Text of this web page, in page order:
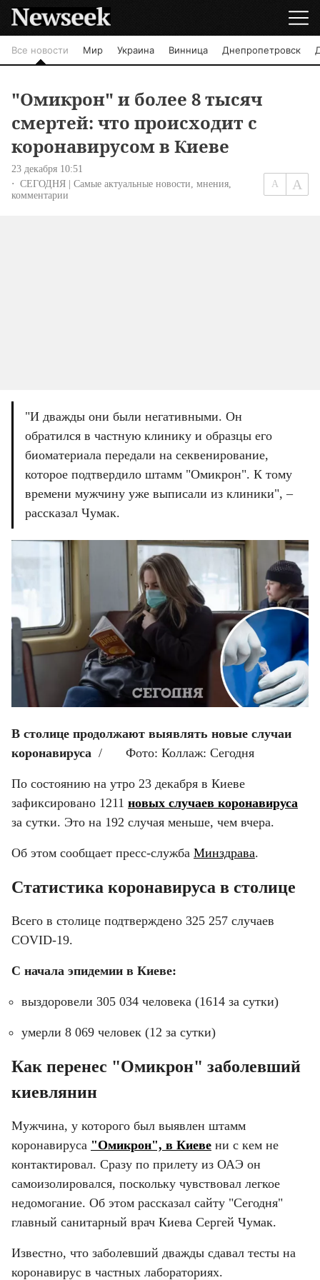
Все новости Мир Украина Винница Днепропетровск
"Омикрон" и более 8 тысяч
смертей: что происходит с
коронавирусом в Киеве
23 декабря 10:51
СЕГОДНЯ | Самые актуальные новости, мнения,
комментарии
"И дважды они были негативными. Он
обратился в частную клинику и образцы его
биоматериала передали на секвенирование,
которое подтвердило штамм "Омикрон". К тому
времени мужчину уже выписали из клиники", –
рассказал Чумак.
В столице продолжают выявлять новые случаи
коронавируса
  / 	Фото: Коллаж: Сегодня
По состоянию на утро 23 декабря в Киеве
зафиксировано 1211 новых случаев коронавируса
за сутки. Это на 192 случая меньше, чем вчера.
Об этом сообщает пресс-служба Минздрава.
Статистика коронавируса в столице
Всего в столице подтверждено 325 257 случаев
COVID-19.
С начала эпидемии в Киеве:
выздоровели 305 034 человека (1614 за сутки)
умерли 8 069 человек (12 за сутки)
Как перенес "Омикрон" заболевший
киевлянин
Мужчина, у которого был выявлен штамм
коронавируса "Омикрон", в Киеве ни с кем не
контактировал. Сразу по прилету из ОАЭ он
самоизолировался, поскольку чувствовал легкое
недомогание. Об этом рассказал сайту "Сегодня"
главный санитарный врач Киева Сергей Чумак.
Известно, что заболевший дважды сдавал тесты на
коронавирус в частных лабораториях.